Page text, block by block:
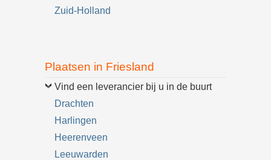
Zuid-Holland
Plaatsen in Friesland
Vind een leverancier bij u in de buurt
Drachten
Harlingen
Heerenveen
Leeuwarden